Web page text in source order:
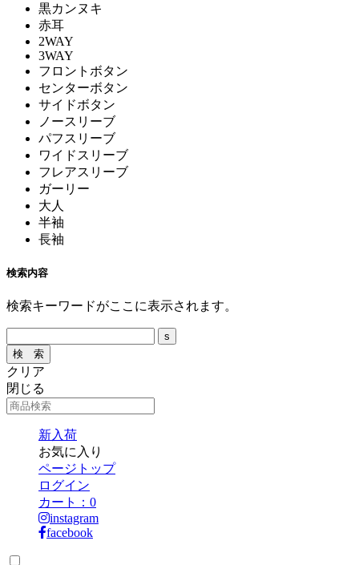
黒カンヌキ
赤耳
2WAY
3WAY
フロントボタン
センターボタン
サイドボタン
ノースリーブ
パフスリーブ
ワイドスリーブ
フレアスリーブ
ガーリー
大人
半袖
長袖
検索内容
検索キーワードがここに表示されます。
クリア
閉じる
新入荷
お気に入り
ページトップ
ログイン
カート： 0
instagram
facebook